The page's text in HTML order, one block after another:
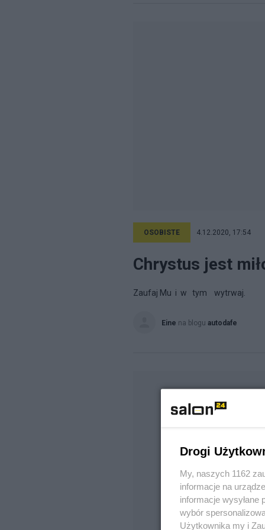
OSOBISTE 4.12.2020, 17:54
Chrystus jest
Zaufaj Mu i w tym wytrwaj.
Eine na blogu autodafe
Drogi
My, naszych 1162
informacje na
informacje wysyłane
wybór
Użytkownika my i